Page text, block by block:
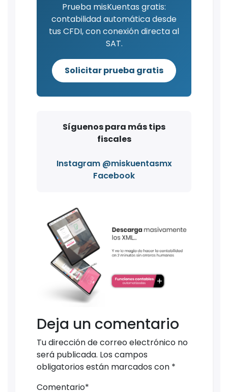
Prueba misKuentas gratis:
contabilidad automática desde
tus CFDI, con conexión directa al
SAT.
Solicitar prueba gratis
Síguenos para más tips
fiscales
Instagram @miskuentasmx
Facebook
Deja un comentario
Tu dirección de correo electrónico no
será publicada. Los campos
obligatorios están marcados con *
Comentario*